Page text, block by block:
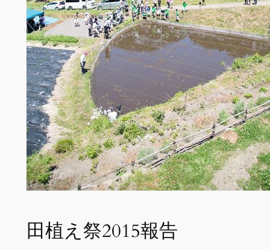
田植え祭2015報告